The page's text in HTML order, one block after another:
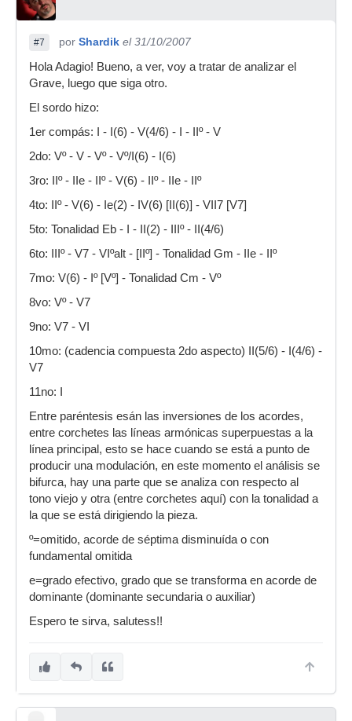
#7 por Shardik el 31/10/2007
Hola Adagio! Bueno, a ver, voy a tratar de analizar el
Grave, luego que siga otro.
El sordo hizo:
1er compás: I - I(6) - V(4/6) - I - IIº - V
2do: Vº - V - Vº - Vº/I(6) - I(6)
3ro: IIº - IIe - IIº - V(6) - IIº - IIe - IIº
4to: IIº - V(6) - Ie(2) - IV(6) [II(6)] - VII7 [V7]
5to: Tonalidad Eb - I - II(2) - IIIº - II(4/6)
6to: IIIº - V7 - VIºalt - [IIº] - Tonalidad Gm - IIe - IIº
7mo: V(6) - Iº [Vº] - Tonalidad Cm - Vº
8vo: Vº - V7
9no: V7 - VI
10mo: (cadencia compuesta 2do aspecto) II(5/6) - I(4/6) -
V7
11no: I
Entre paréntesis esán las inversiones de los acordes,
entre corchetes las líneas armónicas superpuestas a la
línea principal, esto se hace cuando se está a punto de
producir una modulación, en este momento el análisis se
bifurca, hay una parte que se analiza con respecto al
tono viejo y otra (entre corchetes aquí) con la tonalidad a
la que se está dirigiendo la pieza.
º=omitido, acorde de séptima disminuída o con
fundamental omitida
e=grado efectivo, grado que se transforma en acorde de
dominante (dominante secundaria o auxiliar)
Espero te sirva, salutess!!